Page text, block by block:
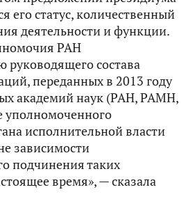
его статус, количественный
деятельности и функции.
РАН
состава
переданных в 2013 году
академий наук (РАН, РАМН,
уполномоченного
исполнительной власти
зависимости
подчинения таких
время», — сказала